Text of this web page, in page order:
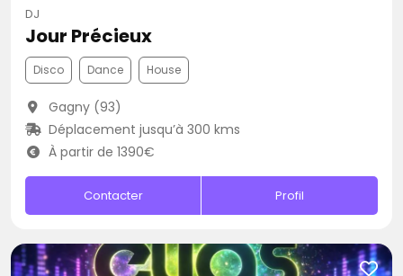
DJ
Jour Précieux
Disco Dance House
Gagny (93)
Déplacement jusqu’à 300 kms
À partir de 1390€
Contacter Profil